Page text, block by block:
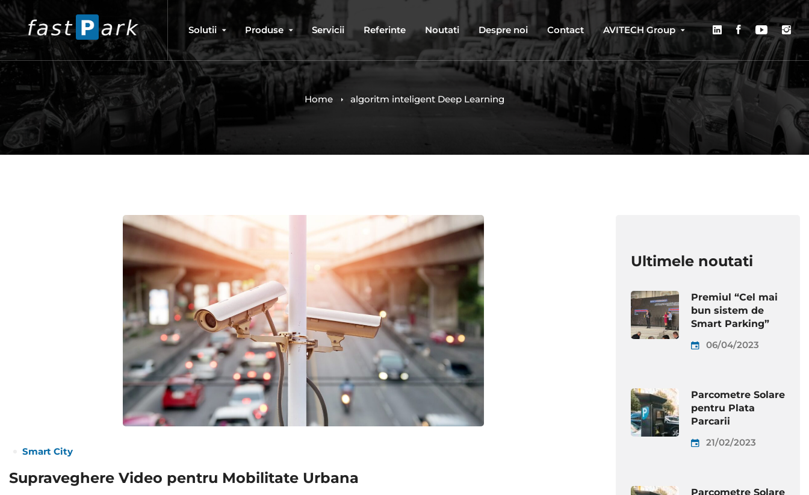
Solutii Produse Servicii Referinte Noutati Despre noi Contact AVITECH Group
Home algoritm inteligent Deep Learning
Smart City
Supraveghere Video pentru Mobilitate Urbana
Ultimele noutati
Premiul “Cel mai
bun sistem de
Smart Parking”
06/04/2023
Parcometre Solare
pentru Plata
Parcarii
21/02/2023
Parcometre Solare